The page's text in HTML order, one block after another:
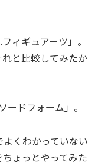
ィギュアーツ」。
と比較してみたか
ドフォーム」。
くわかっていない
ょっとやってみた